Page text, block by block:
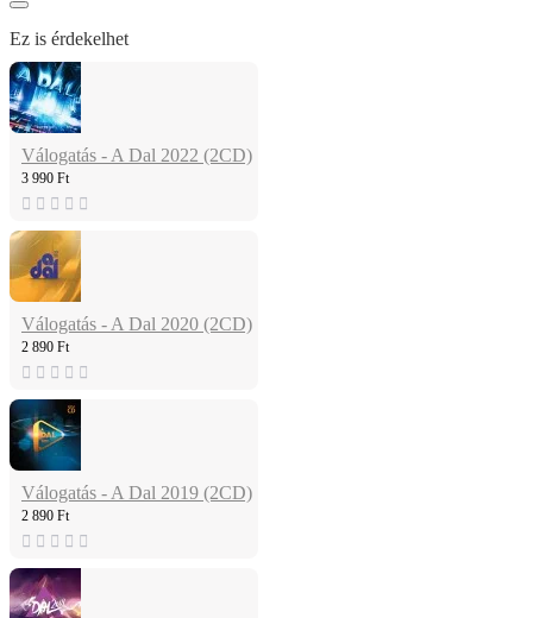
Ez is érdekelhet
Válogatás - A Dal 2022 (2CD)
3 990 Ft
Válogatás - A Dal 2020 (2CD)
2 890 Ft
Válogatás - A Dal 2019 (2CD)
2 890 Ft